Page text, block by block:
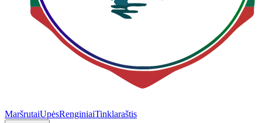
MaršrutaiUpėsRenginiaiTinklaraštis